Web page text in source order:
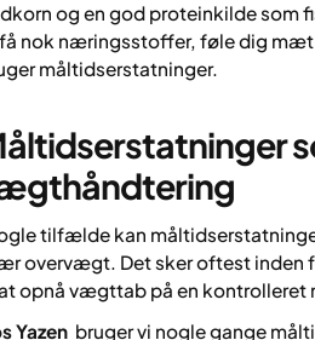
og en god proteinkilde som
nok næringsstoffer, føle dig mæt
måltidserstatninger.
tilfælde kan
overvægt. Det sker oftest inden
opnå vægttab på en kontrolleret
Yazen bruger vi nogle gange